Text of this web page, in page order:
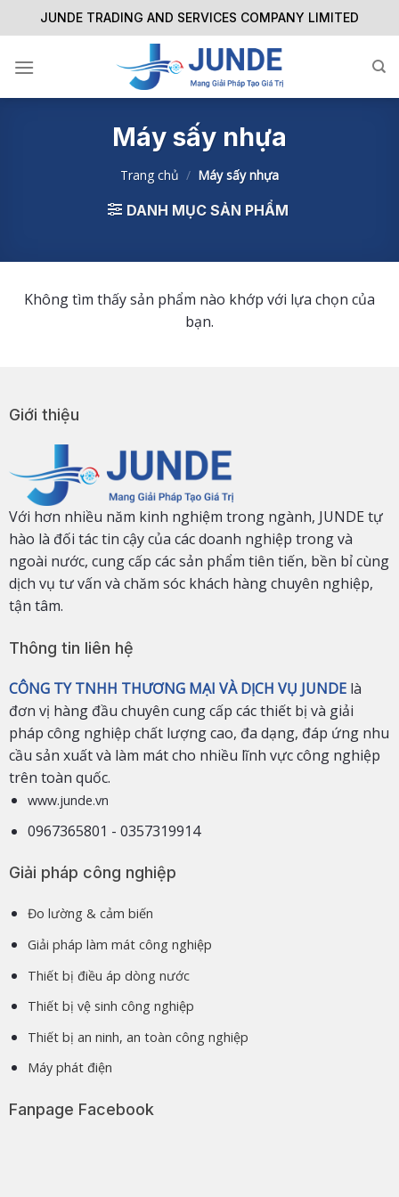
to
JUNDE TRADING AND SERVICES COMPANY LIMITED
Máy sấy nhựa
Trang chủ / Máy sấy nhựa
DANH MỤC SẢN PHẨM
Không tìm thấy sản phẩm nào khớp với lựa chọn của
bạn.
Giới thiệu
Với hơn nhiều năm kinh nghiệm trong ngành, JUNDE tự
hào là đối tác tin cậy của các doanh nghiệp trong và
ngoài nước, cung cấp các sản phẩm tiên tiến, bền bỉ cùng
dịch vụ tư vấn và chăm sóc khách hàng chuyên nghiệp,
tận tâm.
Thông tin liên hệ
CÔNG TY TNHH THƯƠNG MẠI VÀ DỊCH VỤ JUNDElà
đơn vị hàng đầu chuyên cung cấp các thiết bị và giải
pháp công nghiệp chất lượng cao, đa dạng, đáp ứng nhu
cầu sản xuất và làm mát cho nhiều lĩnh vực công nghiệp
trên toàn quốc.
www.junde.vn
0967365801 - 0357319914
Giải pháp công nghiệp
Đo lường & cảm biến
Giải pháp làm mát công nghiệp
Thiết bị điều áp dòng nước
Thiết bị vệ sinh công nghiệp
Thiết bị an ninh, an toàn công nghiệp
Máy phát điện
Fanpage Facebook